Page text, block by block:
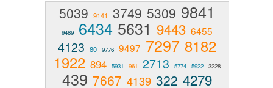
5039 9141 3749 5309 9841
9489 6434 5631 9443 6455
4123 80 9776 9497 7297 8182
1922 894 5931 961 2713 5774 5922 3228
439 7667 4139 322 4279